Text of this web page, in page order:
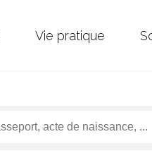
Vie pratique